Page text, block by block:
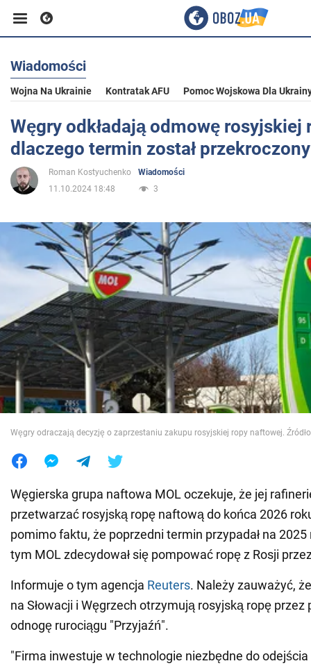
Biznes
Sport
Rozrywka
Polityka
Społeczeństwo
Wojna na Ukrainie
Świat
Jedzenie
Wiadomości
Wojna Na Ukrainie Kontratak AFU Pomoc Wojskowa Dla
Węgry odkładają odmowę rosyjskiej
dlaczego termin został przekroczony
Roman Kostyuchenko
Wiadomości
11.10.2024 18:48
3
Węgry odraczają decyzję o zaprzestaniu zakupu rosyjskiej ropy naftowej.
Węgierska grupa naftowa MOL oczekuje, że jej
przetwarzać rosyjską ropę naftową do końca 2026
pomimo faktu, że poprzedni termin przypadał na 2025
tym MOL zdecydował się pompować ropę z Rosji
Informuje o tym agencja Reuters. Należy zauważyć,
na Słowacji i Węgrzech otrzymują rosyjską ropę przez
odnogę rurociągu "Przyjaźń".
"Firma inwestuje w technologie niezbędne do